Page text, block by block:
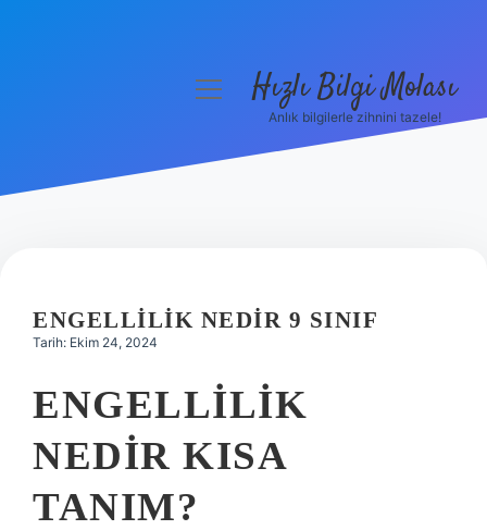
Hakkımızda
menüyüHızlı Bilgi Molası
Anlık bilgilerle zihnini tazele!
ENGELLILIK NEDIR 9 SINIF
Tarih: Ekim 24, 2024
ENGELLILIK
NEDIR KISA
TANIM?